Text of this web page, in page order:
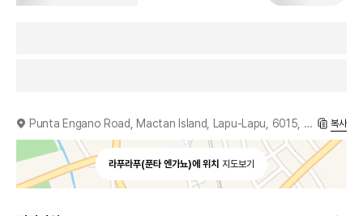
Punta Engano Road, Mactan Island, Lapu-Lapu, 6015, PH 복사
라푸라푸(푼타 엔가뇨)에 위치 지도보기